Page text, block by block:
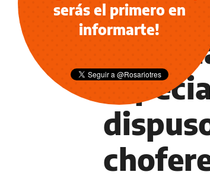
INFORMACIÓN GENERAL
serás el primero en
informarte!